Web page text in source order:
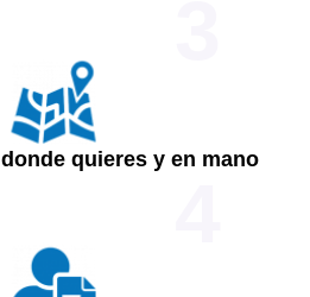
quieres y en mano